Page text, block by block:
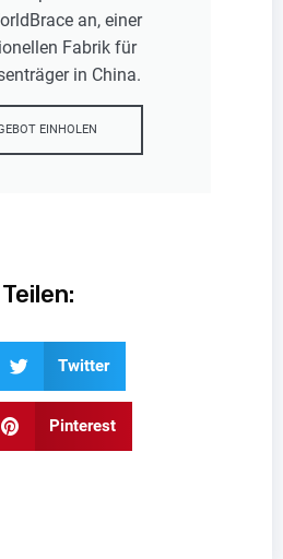
an, einer
Fabrik für
in China.
EINHOLEN
Teilen:
Twitter
Pinterest